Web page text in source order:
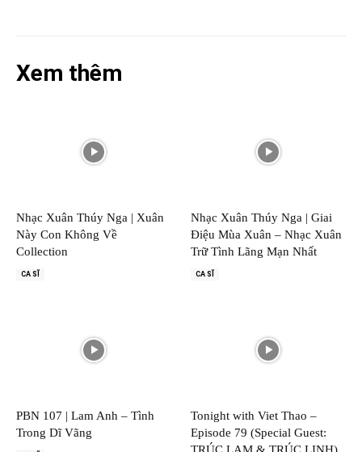
Xem thêm
Nhạc Xuân Thúy Nga | Xuân
Này Con Không Về
Collection
CA SĨ
Nhạc Xuân Thúy Nga | Giai
Điệu Mùa Xuân – Nhạc Xuân
Trữ Tình Lãng Mạn Nhất
CA SĨ
PBN 107 | Lam Anh – Tình
Trong Dĩ Vãng
Tonight with Viet Thao –
Episode 79 (Special Guest: